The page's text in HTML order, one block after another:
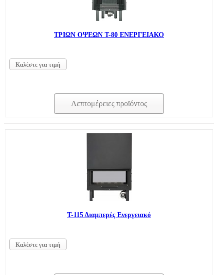
ΤΡΙΩΝ ΟΨΕΩΝ Τ-80 ΕΝΕΡΓΕΙΑΚΟ
Καλέστε για τιμή
Λεπτομέρειες προϊόντος
Τ-115 Διαμπερές Ενεργειακό
Καλέστε για τιμή